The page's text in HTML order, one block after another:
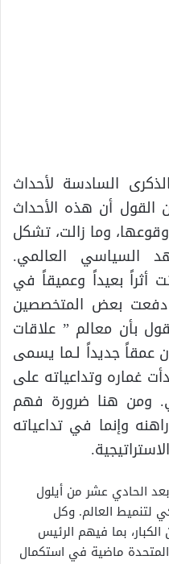
2007 تحل الذكرى السادسة لأحداث
بد من القول أن هذه الأحداث
وما زالت، تشكل
السياسي العالمي.
أثراً بعيداً وعميقاً في
دفعت بعض المتخصصين
بأن معالم ” علاقات
عمقاً جديداً لـما يسمى
غماره وتداعياته على
ومن هنا ضرورة فهم
وإنما في تداعياته
الحادي عشر من أيلول
لتنميط العالم. وكل
بما فيهم الرئيس
المتحدة ماضية في استكمال